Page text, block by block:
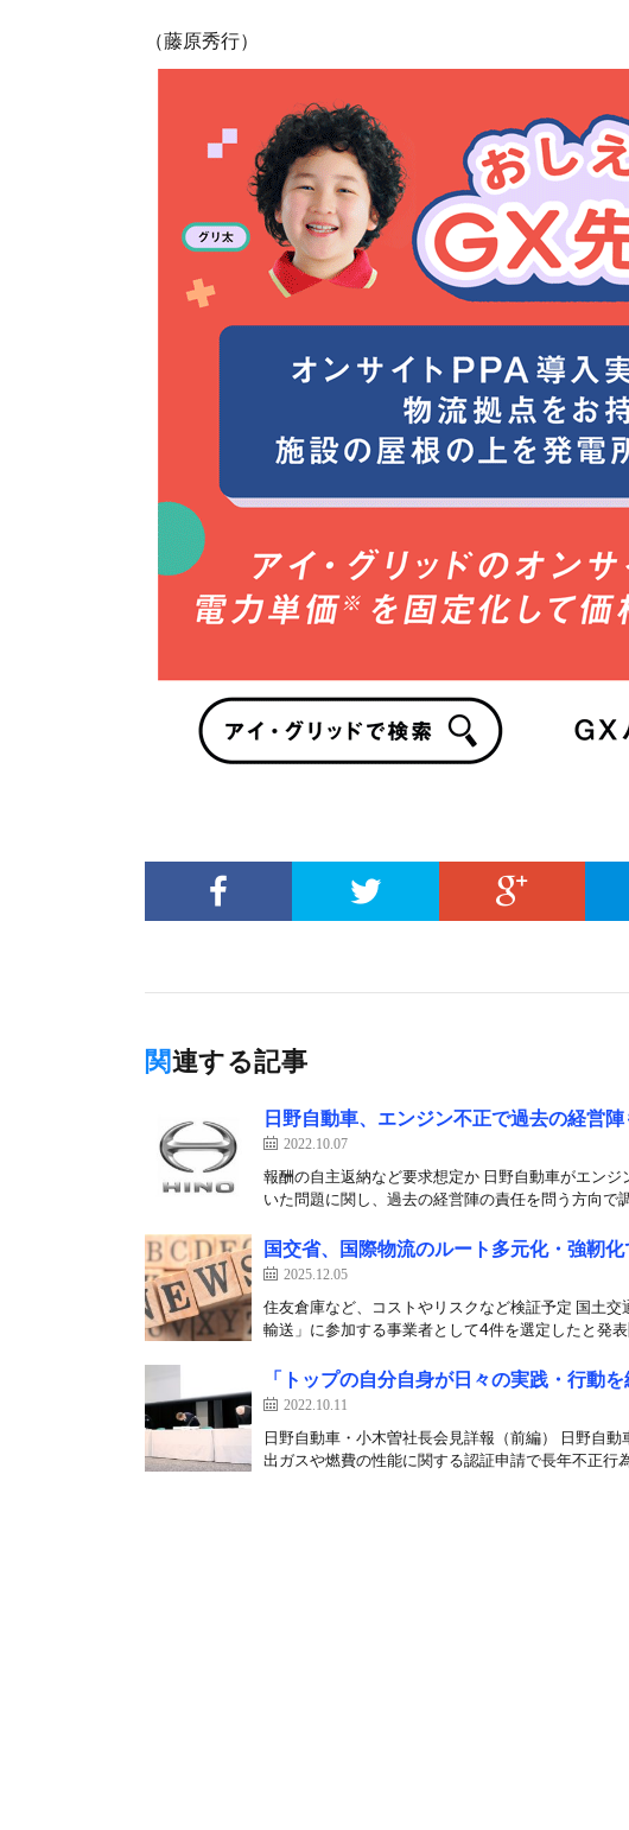
（藤原秀行）
関連する記事
日野自動車、エンジン不正で過去の経営
2022.10.07
報酬の自主返納など要求想定か 日野自動車がエン
いた問題に関し、過去の経営陣の責任を問う方向で
国交省、国際物流のルート多元化・強靭
2025.12.05
住友倉庫など、コストやリスクなど検証予定 国土
輸送」に参加する事業者として4件を選定したと発
「トップの自分自身が日々の実践・行動
2022.10.11
日野自動車・小木曽社長会見詳報（前編） 日野自
出ガスや燃費の性能に関する認証申請で長年不正行